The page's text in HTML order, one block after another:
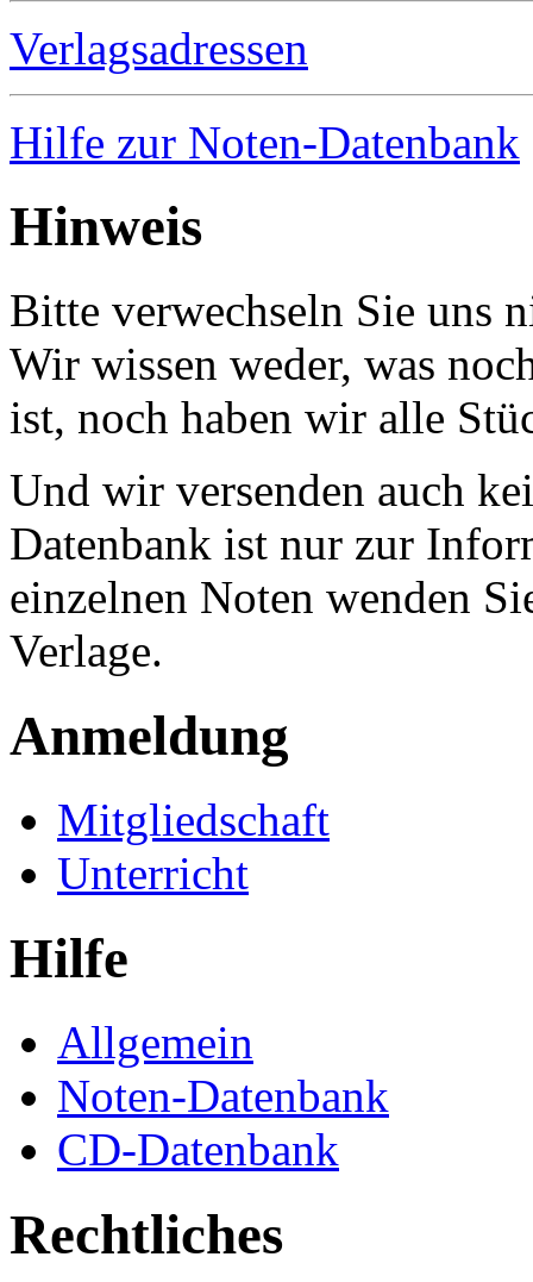
Verlagsadressen
Hilfe zur Noten-Datenbank
Hinweis
Bitte verwechseln Sie uns
Wir wissen weder, was
ist, noch haben wir alle
Und wir versenden auch
Datenbank ist nur zur
einzelnen Noten wenden
Verlage.
Anmeldung
Mitgliedschaft
Unterricht
Hilfe
Allgemein
Noten-Datenbank
CD-Datenbank
Rechtliches